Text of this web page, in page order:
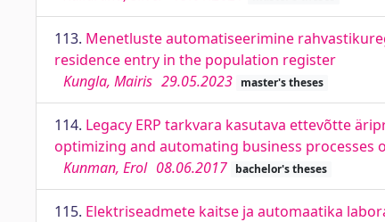
113. Menetluste automatiseerimine
residence entry in the population register
Kungla, Mairis 29.05.2023 master's theses
114. Legacy ERP tarkvara kasutava ettevõtte
optimizing and automating business processes
Kunman, Erol 08.06.2017 bachelor's theses
115. Elektriseadmete kaitse ja automaatika